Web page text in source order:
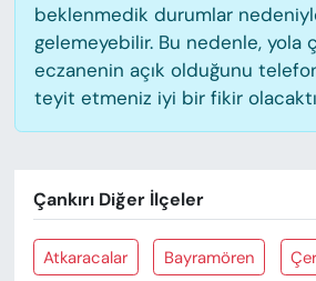
beklenmedik durumlar
gelemeyebilir. Bu nedenle, yola
eczanenin açık olduğunu telefon
teyit etmeniz iyi bir fikir
Çankırı Diğer İlçeler
Atkaracalar Bayramören
YAZAR KÖŞESİ
SİYASET